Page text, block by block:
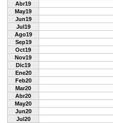
Abr19
May19
Jun19
Jul19
Ago19
Sep19
Oct19
Nov19
Dic19
Ene20
Feb20
Mar20
Abr20
May20
Jun20
Jul20